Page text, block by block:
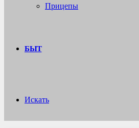
Прицепы
БЫТ
Искать